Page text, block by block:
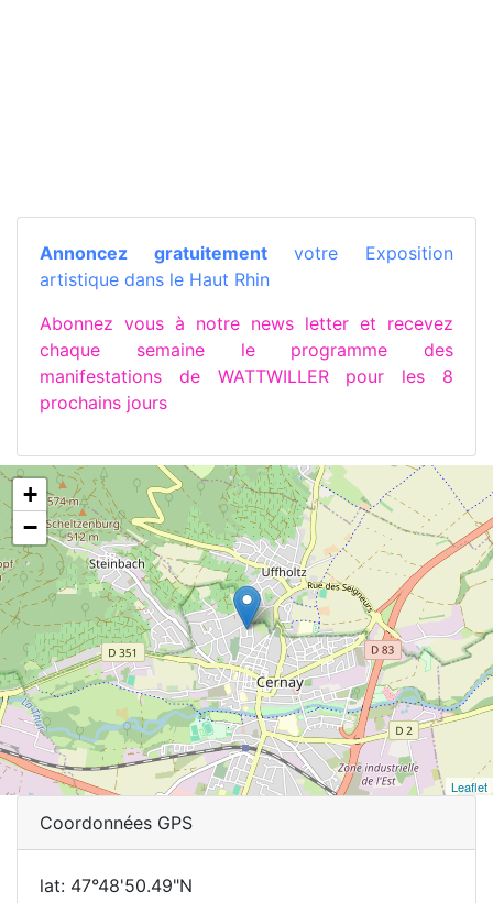
Annoncez gratuitementvotre Exposition
artistique dans le Haut Rhin
Abonnez vous à notre news letter et recevez
chaque semaine le programme des
manifestations de WATTWILLER pour les 8
prochains jours
+
−
Leaflet
Coordonnées GPS
lat: 47°48'50.49"N